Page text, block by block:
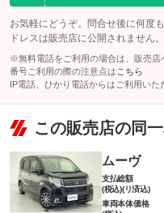
お気軽にどうぞ。問合せ後に何度
ドレスは販売店に公開されません。
※無料電話をご利用の場合は、販売店
番号ご利用の際の注意点は こちら
IP電話、ひかり電話からはご利用いた
この販売店の同
ムーヴ
支払総額
(税込)(リ済込)
車両本体価格